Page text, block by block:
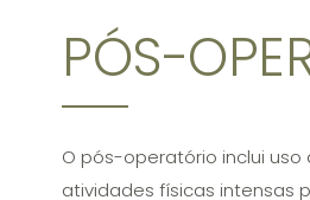
PÓS-
O pós-operatório inclui
atividades físicas intensas